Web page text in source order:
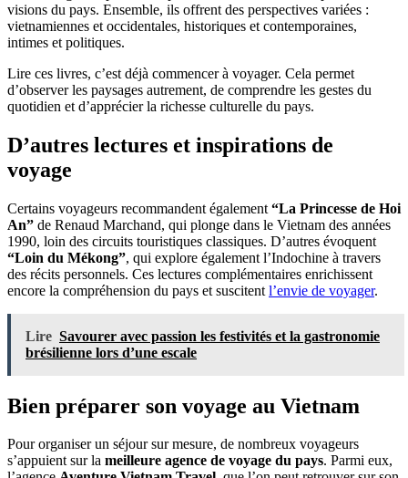
visions du pays. Ensemble, ils offrent des perspectives variées :
vietnamiennes et occidentales, historiques et contemporaines,
intimes et politiques.
Lire ces livres, c’est déjà commencer à voyager. Cela permet
d’observer les paysages autrement, de comprendre les gestes du
quotidien et d’apprécier la richesse culturelle du pays.
D’autres lectures et inspirations de
voyage
Certains voyageurs recommandent également “La Princesse de Hoi
An” de Renaud Marchand, qui plonge dans le Vietnam des années
1990, loin des circuits touristiques classiques. D’autres évoquent
“Loin du Mékong”, qui explore également l’Indochine à travers
des récits personnels. Ces lectures complémentaires enrichissent
encore la compréhension du pays et suscitent l’envie de voyager.
Lire Savourer avec passion les festivités et la gastronomie
brésilienne lors d’une escale
Bien préparer son voyage au Vietnam
Pour organiser un séjour sur mesure, de nombreux voyageurs
s’appuient sur la meilleure agence de voyage du pays. Parmi eux,